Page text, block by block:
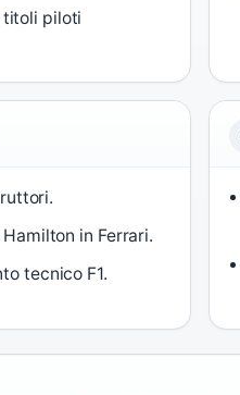
titoli piloti
in Ferrari.
tecnico F1.